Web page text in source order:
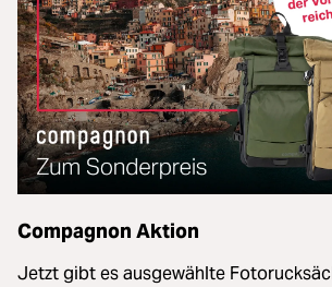
Compagnon Aktion
Jetzt gibt es ausgewählte